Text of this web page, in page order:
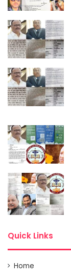
Quick Links
Home